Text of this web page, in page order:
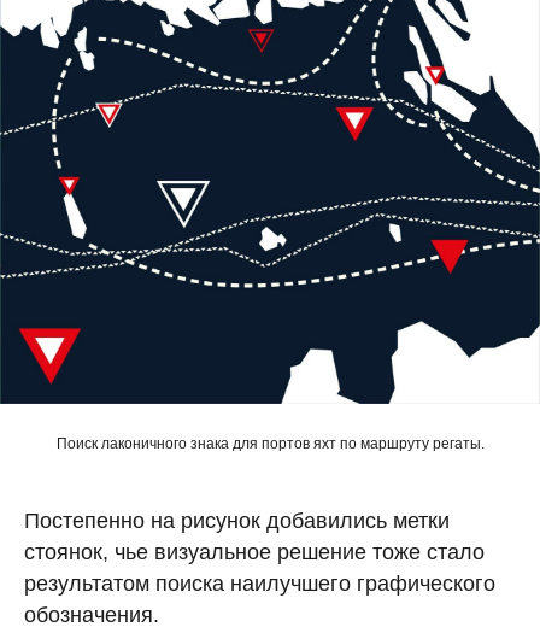
Поиск лаконичного знака для портов яхт по маршруту регаты.
Постепенно на рисунок добавились метки
стоянок, чье визуальное решение тоже стало
результатом поиска наилучшего графического
обозначения.